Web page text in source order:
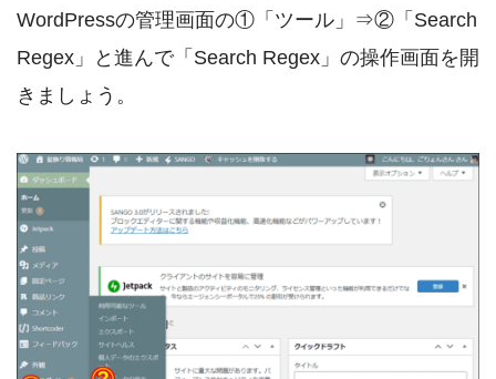
WordPressの管理画面の①「ツール」⇒②「Search
Regex」と進んで「Search Regex」の操作画面を開
きましょう。